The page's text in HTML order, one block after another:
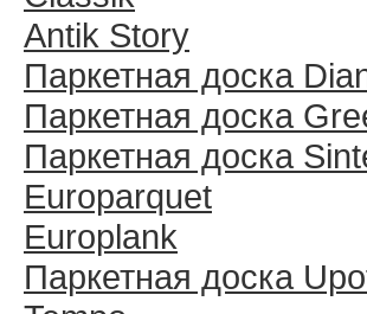
Antik Story
Паркетная доска
Паркетная доска
Паркетная доска
Europarquet
Europlank
Паркетная доска